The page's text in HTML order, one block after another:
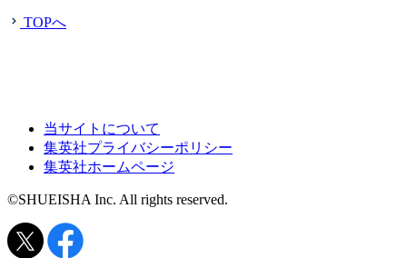
TOPへ
当サイトについて
集英社プライバシーポリシー
集英社ホームページ
©SHUEISHA Inc. All rights reserved.